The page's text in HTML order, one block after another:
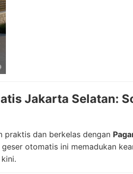
Jakarta Selatan:
praktis dan berkelas dengan
geser otomatis ini memadukan